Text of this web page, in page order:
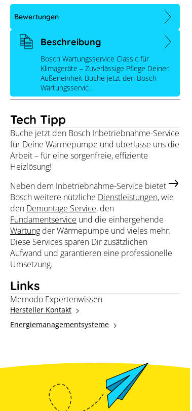
Bosch Dienstleistung Wartung
Klimagerät Außeneinheit Classic
Tech Tipp
Buche jetzt den Bosch Inbetriebnahme-Service
für Deine Wärmepumpe und überlasse uns die
Arbeit – für eine sorgenfreie, effiziente
Heizlösung!
Neben dem Inbetriebnahme-Service bietet
Bosch weitere nützliche Dienstleistungen, wie
den Demontage Service, den
Fundamentservice und die einhergehende
Wartung der Wärmepumpe und vieles mehr.
Diese Services sparen Dir zusätzlichen
Aufwand und garantieren eine professionelle
Umsetzung.
Links
Memodo Expertenwissen
Hersteller Kontakt
Energiemanagementsysteme
Bewertungen
Beschreibung
Bosch Wartungsservice Classic für
Klimageräte – Zuverlässige Pflege Deiner
Außeneinheit Buche jetzt den Bosch
Wartungsservic…